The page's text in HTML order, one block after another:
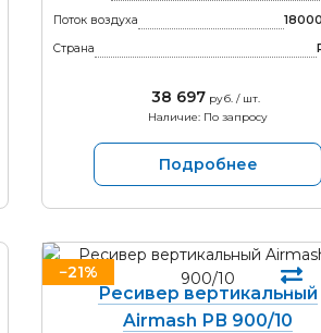
Поток воздуха
Страна
38 697руб. / шт.
Наличие: По запросу
Подробнее
−21%
Ресивер вертикальный
Airmash РВ 900/10